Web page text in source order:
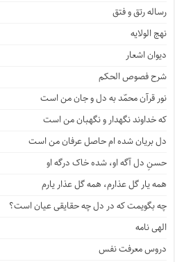
رساله رتق و فتق
نهج الولایه
دیوان اشعار
شرح فصوص الحکم
نور قرآن محمّد به دل و جان من است
که خداوند نگهدار و نگهبان من است
دل بریان شده ام حاصل عرفان من است
حسنِ دل آگه او، شده خاک درگه او
همه یار گل عذارم، همه گل عذار یارم
چه بگویمت که در دل چه حقایقی عیان است؟
الهی نامه
دروس معرفت نفس